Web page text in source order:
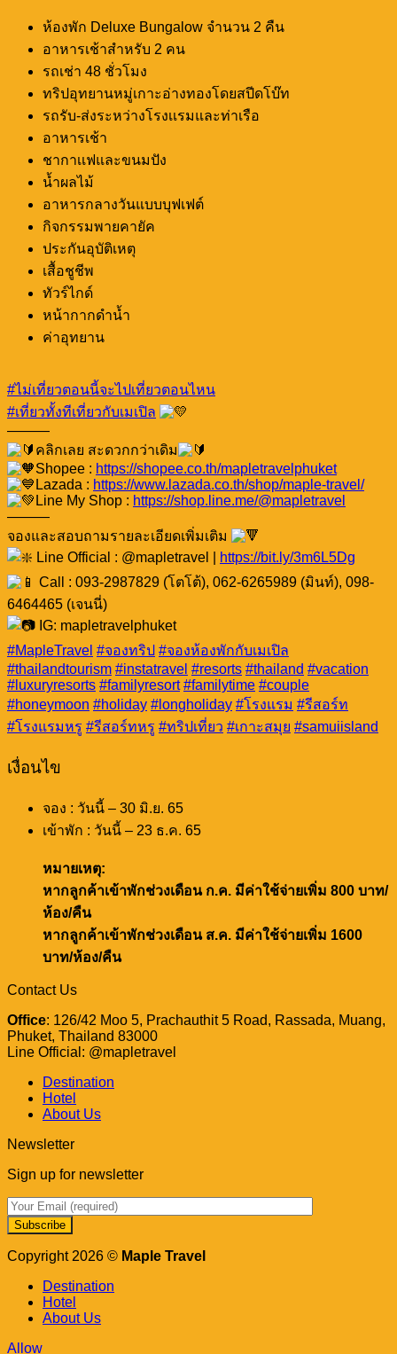
ห้องพัก Deluxe Bungalow จำนวน 2 คืน
อาหารเช้าสำหรับ 2 คน
รถเช่า 48 ชั่วโมง
ทริปอุทยานหมู่เกาะอ่างทองโดยสปีดโบ๊ท
รถรับ-ส่งระหว่างโรงเเรมและท่าเรือ
อาหารเช้า
ชากาเเฟและขนมปัง
น้ำผลไม้
อาหารกลางวันแบบบุฟเฟต์
กิจกรรมพายคายัค
ประกันอุบัติเหตุ
เสื้อชูชีพ
ทัวร์ไกด์
หน้ากากดำน้ำ
ค่าอุทยาน
#ไม่เที่ยวตอนนี้จะไปเที่ยวตอนไหน
#เที่ยวทั้งทีเที่ยวกับเมเปิล
———
คลิกเลย สะดวกกว่าเดิม
Shopee : https://shopee.co.th/mapletravelphuket
Lazada : https://www.lazada.co.th/shop/maple-travel/
Line My Shop : https://shop.line.me/@mapletravel
———
จองและสอบถามรายละเอียดเพิ่มเติม
Line Official : @mapletravel |
https://bit.ly/3m6L5Dg
Call : 093-2987829 (โตโต้), 062-6265989 (มินท์), 098-
6464465 (เจนนี่)
IG: mapletravelphuket
#MapleTravel #จองทริป #จองห้องพักกับเมเปิล
#thailandtourism #instatravel #resorts #thailand #vacation
#luxuryresorts #familyresort #familytime #couple
#honeymoon #holiday #longholiday #โรงแรม #รีสอร์ท
#โรงแรมหรู #รีสอร์ทหรู #ทริปเที่ยว #เกาะสมุย #samuiisland
เงื่อนไข
จอง : วันนี้ – 30 มิ.ย. 65
เข้าพัก : วันนี้ – 23 ธ.ค. 65
หมายเหตุ:
หากลูกค้าเข้าพักช่วงเดือน ก.ค. มีค่าใช้จ่ายเพิ่ม 800 บาท/
ห้อง/คืน
หากลูกค้าเข้าพักช่วงเดือน ส.ค. มีค่าใช้จ่ายเพิ่ม 1600
บาท/ห้อง/คืน
Contact Us
Office: 126/42 Moo 5, Prachauthit 5 Road, Rassada, Muang,
Phuket, Thailand 83000
Line Official: @mapletravel
Destination
Hotel
About Us
Newsletter
Sign up for newsletter
Copyright 2026 © Maple Travel
Destination
Hotel
About Us
Allow